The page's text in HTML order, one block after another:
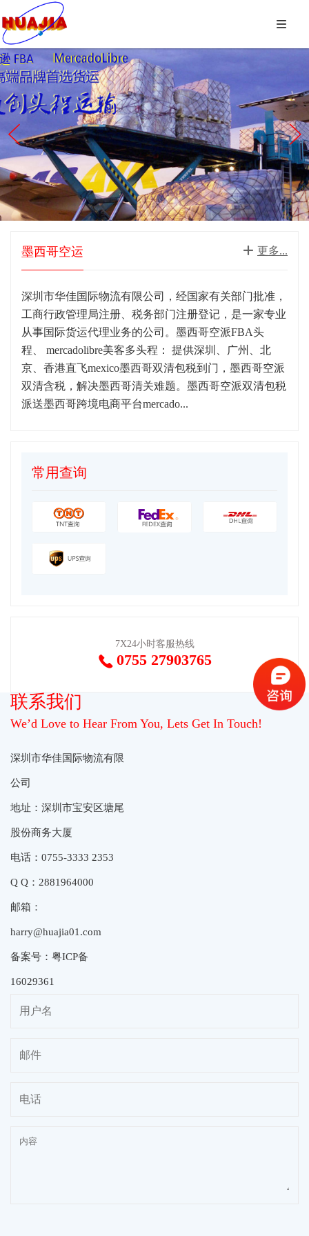

 
 更多...
墨西哥空运
深圳市华佳国际物流有限公司，经国家有关部门批准，
工商行政管理局注册、税务部门注册登记，是一家专业
从事国际货运代理业务的公司。墨西哥空派FBA头
程、 mercadolibre美客多头程： 提供深圳、广州、北
京、香港直飞mexico墨西哥双清包税到门，墨西哥空派
双清含税，解决墨西哥清关难题。墨西哥空派双清包税
派送墨西哥跨境电商平台mercado...
常用查询
7X24小时客服热线
 0755 27903765
联系我们
We’d Love to Hear From You, Lets Get In Touch!
深圳市华佳国际物流有限
公司
地址：深圳市宝安区塘尾
股份商务大厦
电话：0755-3333 2353
Q Q：2881964000
邮箱：
harry@huajia01.com
备案号：粤ICP备
16029361